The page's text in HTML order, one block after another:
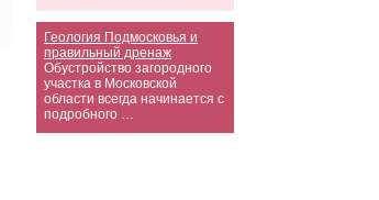
Геология Подмосковья и
правильный дренаж
Обустройство загородного
участка в Московской
области всегда начинается с
подробного …